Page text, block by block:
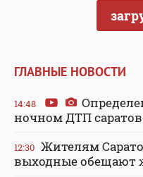
ГЛАВНЫЕ НОВОСТИ
14:48
ночном ДТП
12:30 Жителям
выходные обещают